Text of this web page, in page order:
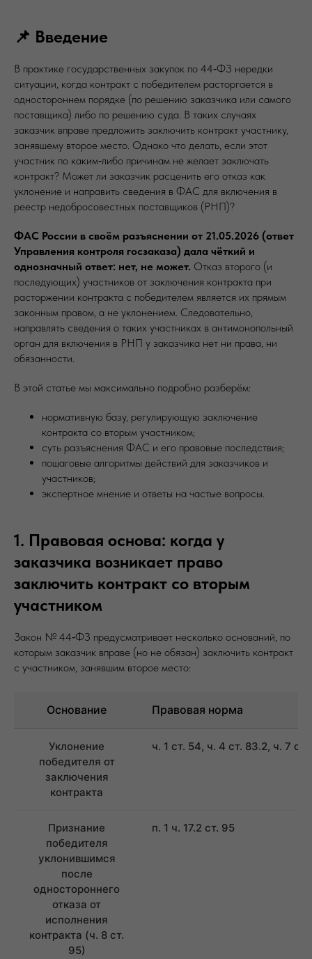
📌 Введение
В практике государственных закупок по 44‑ФЗ нередки
ситуации, когда контракт с победителем расторгается в
одностороннем порядке (по решению заказчика или самого
поставщика) либо по решению суда. В таких случаях
заказчик вправе предложить заключить контракт участнику,
занявшему второе место. Однако что делать, если этот
участник по каким‑либо причинам не желает заключать
контракт? Может ли заказчик расценить его отказ как
уклонение и направить сведения в ФАС для включения в
реестр недобросовестных поставщиков (РНП)?
ФАС России в своём разъяснении от 21.05.2026 (ответ
Управления контроля госзаказа) дала чёткий и
однозначный ответ: нет, не может. Отказ второго (и
последующих) участников от заключения контракта при
расторжении контракта с победителем является их прямым
законным правом, а не уклонением. Следовательно,
направлять сведения о таких участниках в антимонопольный
орган для включения в РНП у заказчика нет ни права, ни
обязанности.
В этой статье мы максимально подробно разберём:
нормативную базу, регулирующую заключение
контракта со вторым участником;
суть разъяснения ФАС и его правовые последствия;
пошаговые алгоритмы действий для заказчиков и
участников;
экспертное мнение и ответы на частые вопросы.
1. Правовая основа: когда у
заказчика возникает право
заключить контракт со вторым
участником
Закон № 44‑ФЗ предусматривает несколько оснований, по
которым заказчик вправе (но не обязан) заключить контракт
с участником, занявшим второе место:
Основание Правовая норма
Уклонение
победителя от
заключения
контракта
ч. 1 ст. 54, ч. 4 ст. 83.2, ч. 7 ст.
Признание
победителя
уклонившимся
после
одностороннего
отказа от
исполнения
контракта (ч. 8 ст.
95)
п. 1 ч. 17.2 ст. 95